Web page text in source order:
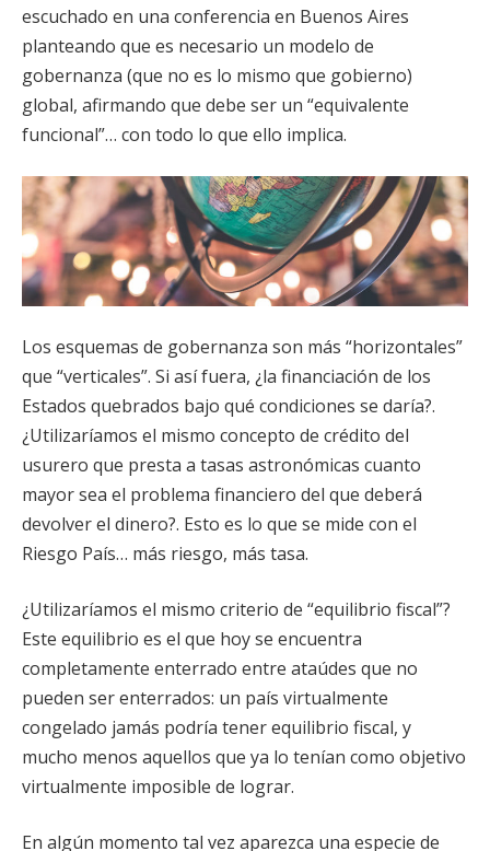
escuchado en una conferencia en Buenos Aires
planteando que es necesario un modelo de
gobernanza (que no es lo mismo que gobierno)
global, afirmando que debe ser un “equivalente
funcional”… con todo lo que ello implica.
Los esquemas de gobernanza son más “horizontales”
que “verticales”. Si así fuera, ¿la financiación de los
Estados quebrados bajo qué condiciones se daría?.
¿Utilizaríamos el mismo concepto de crédito del
usurero que presta a tasas astronómicas cuanto
mayor sea el problema financiero del que deberá
devolver el dinero?. Esto es lo que se mide con el
Riesgo País… más riesgo, más tasa.
¿Utilizaríamos el mismo criterio de “equilibrio fiscal”?
Este equilibrio es el que hoy se encuentra
completamente enterrado entre ataúdes que no
pueden ser enterrados: un país virtualmente
congelado jamás podría tener equilibrio fiscal, y
mucho menos aquellos que ya lo tenían como objetivo
virtualmente imposible de lograr.
En algún momento tal vez aparezca una especie de